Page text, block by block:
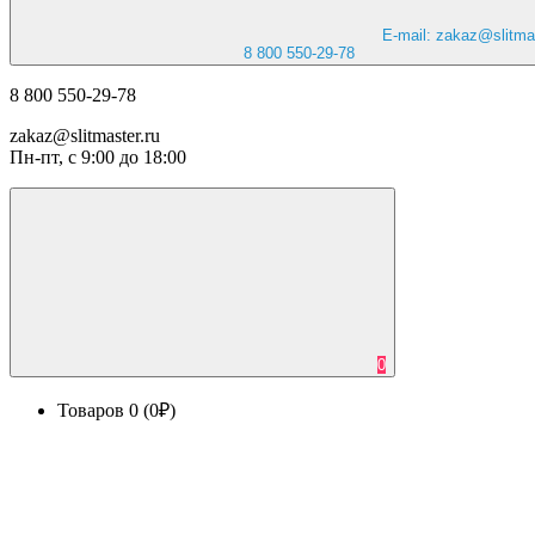
E-mail:
8 800 550-29-78
8 800 550-29-78
zakaz@slitmaster.ru
Пн-пт, с 9:00 до 18:00
0
Товаров 0 (0₽)